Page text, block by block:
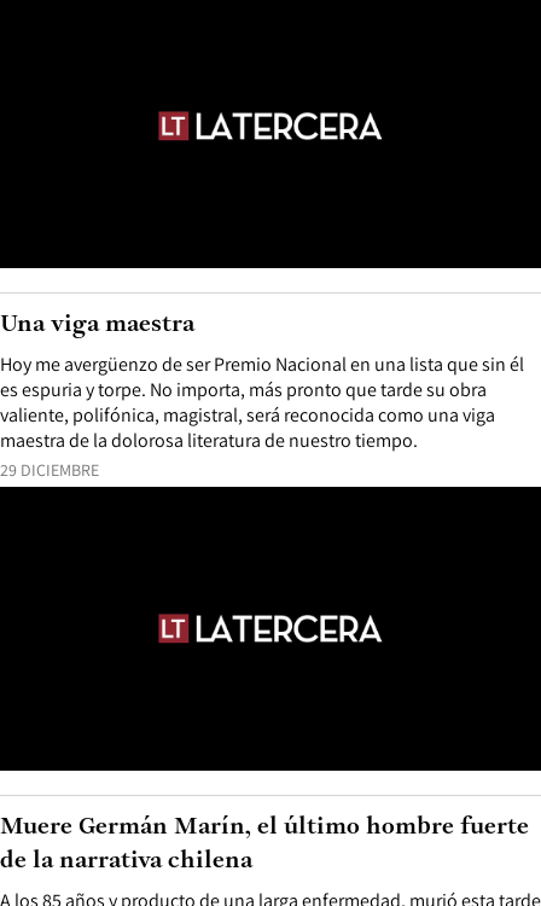
29 DICIEMBRE
Hoy me avergüenzo de ser Premio Nacional en una lista que sin él
es espuria y torpe. No importa, más pronto que tarde su obra
valiente, polifónica, magistral, será reconocida como una viga
maestra de la dolorosa literatura de nuestro tiempo.
Una viga maestra
A los 85 años y producto de una larga enfermedad, murió esta tarde
Muere Germán Marín, el último hombre fuerte
de la narrativa chilena